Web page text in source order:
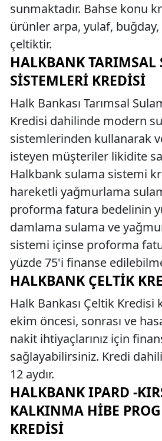
sunmaktadır. Bahse konu
ürünler arpa, yulaf, buğday,
çeltiktir.
HALKBANK TARIMSAL
SISTEMLERI KREDISI
Halk Bankası Tarımsal
Kredisi dahilinde modern
sistemlerinden kullanarak
isteyen müşteriler likidite
Halkbank sulama sistemi
hareketli yağmurlama
proforma fatura bedelinin
damlama sulama ve
sistemi içinse proforma
yüzde 75'i finanse
HALKBANK ÇELTIK
Halk Bankası Çeltik Kredisi
ekim öncesi, sonrası ve
nakit ihtiyaçlarınız için
sağlayabilirsiniz. Kredi
12 aydır.
HALKBANK IPARD -
KALKINMA HIBE
KREDISI